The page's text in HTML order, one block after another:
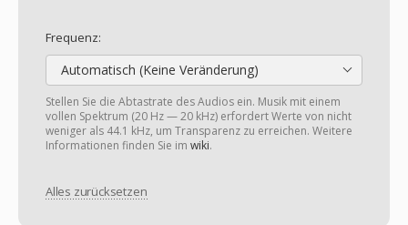
Frequenz:
Automatisch (Keine Veränderung)
Stellen Sie die Abtastrate des Audios ein. Musik mit einem
vollen Spektrum (20 Hz — 20 kHz) erfordert Werte von nicht
weniger als 44.1 kHz, um Transparenz zu erreichen. Weitere
Informationen finden Sie im wiki.
Alles zurücksetzen